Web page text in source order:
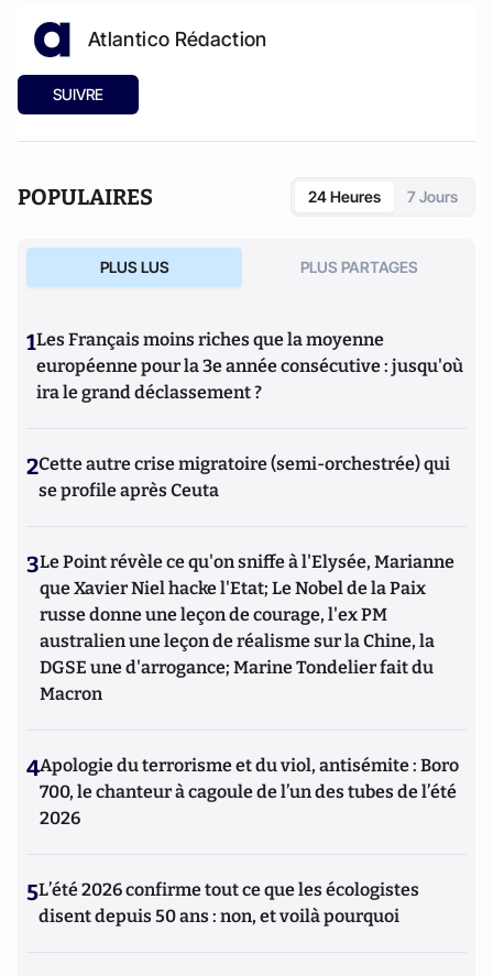
Atlantico Rédaction
SUIVRE
POPULAIRES 24 Heures 7 Jours
PLUS LUS PLUS PARTAGES
1Les Français moins riches que la moyenne
européenne pour la 3e année consécutive : jusqu'où
ira le grand déclassement ?
2Cette autre crise migratoire (semi-orchestrée) qui
se profile après Ceuta
3Le Point révèle ce qu'on sniffe à l'Elysée, Marianne
que Xavier Niel hacke l'Etat; Le Nobel de la Paix
russe donne une leçon de courage, l'ex PM
australien une leçon de réalisme sur la Chine, la
DGSE une d'arrogance; Marine Tondelier fait du
Macron
4Apologie du terrorisme et du viol, antisémite : Boro
700, le chanteur à cagoule de l’un des tubes de l’été
2026
5L’été 2026 confirme tout ce que les écologistes
disent depuis 50 ans : non, et voilà pourquoi